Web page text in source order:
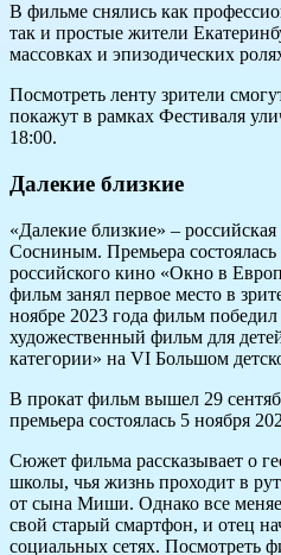
В фильме снялись как
так и простые жители
массовках и эпизодических
Посмотреть ленту зрители
покажут в рамках Фестиваля
18:00.
Далекие близкие
«Далекие близкие» –
Сосниным. Премьера
российского кино «Окно в
фильм занял первое место в
ноябре 2023 года фильм
художественный фильм для
категории» на VI Большом
В прокат фильм вышел 29
премьера состоялась 5 ноября
Сюжет фильма рассказывает о
школы, чья жизнь проходит в
от сына Миши. Однако все
свой старый смартфон, и отец
социальных сетях. Посмотреть